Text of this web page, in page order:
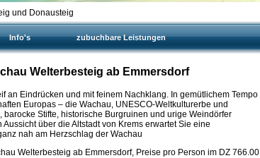
und Donausteig
Info's zubuchbare Leistungen
Welterbesteig ab Emmersdorf
an Eindrücken und mit feinem Nachklang. In gemütlichem Tempo
Europas – die Wachau, UNESCO-Weltkulturerbe und
Stifte, historische Burgruinen und urige Weindörfer
über die Altstadt von Krems erwartet Sie eine
nah am Herzschlag der Wachau
Welterbesteig ab Emmersdorf, Preise pro Person im DZ 766.00